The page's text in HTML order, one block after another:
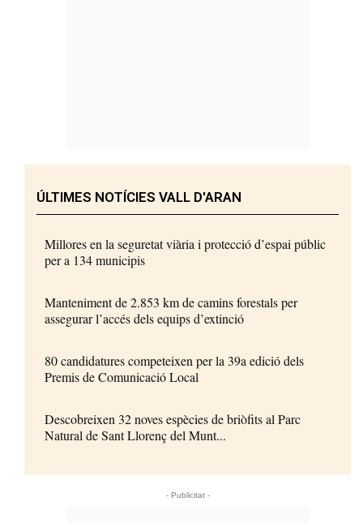
ÚLTIMES NOTÍCIES VALL D'ARAN
Millores en la seguretat viària i protecció d’espai públic
per a 134 municipis
Manteniment de 2.853 km de camins forestals per
assegurar l’accés dels equips d’extinció
80 candidatures competeixen per la 39a edició dels
Premis de Comunicació Local
Descobreixen 32 noves espècies de briòfits al Parc
Natural de Sant Llorenç del Munt...
- Publicitat -